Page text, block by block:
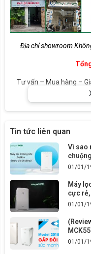
Địa chỉ showroom
Tư vấn – Mua hàng –
B2B, Dự án,
Email:
Tin tức liên quan
Vì sao
01/01/
Máy
cực
01/01/
Model
01/01/